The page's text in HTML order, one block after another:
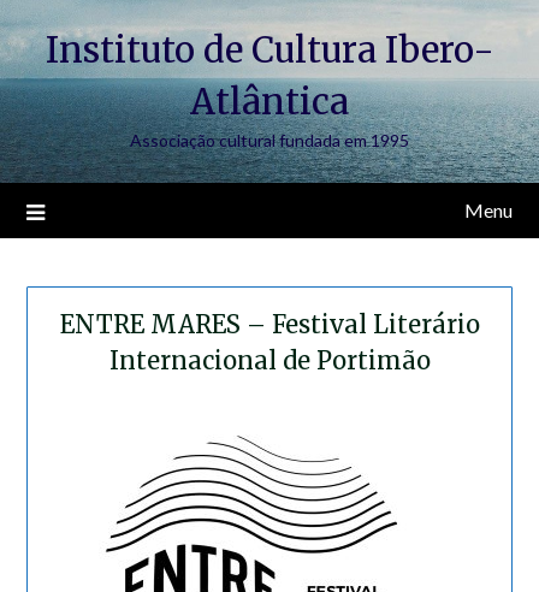
to
content
Instituto de Cultura Ibero-
Atlântica
Associação cultural fundada em 1995
Menu
ENTRE MARES – Festival Literário
Internacional de Portimão